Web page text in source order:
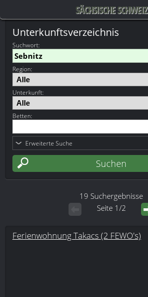
SÄCHSISCHE SCHWEIZ
Unterkunftsverzeichnis
Suchwort:
Region:
Unterkunft:
Betten:
Erweiterte Suche
19 Suchergebnisse
Seite 1/2
Ferienwohnung Takacs (2 FEWO's)